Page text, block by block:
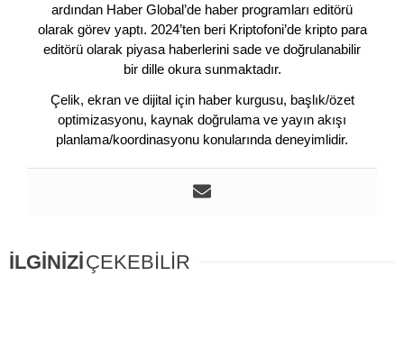
ardından Haber Global’de haber programları editörü
olarak görev yaptı. 2024’ten beri Kriptofoni’de kripto para
editörü olarak piyasa haberlerini sade ve doğrulanabilir
bir dille okura sunmaktadır.
Çelik, ekran ve dijital için haber kurgusu, başlık/özet
optimizasyonu, kaynak doğrulama ve yayın akışı
planlama/koordinasyonu konularında deneyimlidir.
İLGİNİZİÇEKEBİLİR